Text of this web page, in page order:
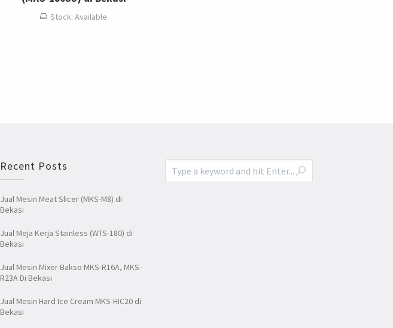
Stock: Available
Recent Posts
Jual Mesin Meat Slicer (MKS-M8) di
Bekasi
Jual Meja Kerja Stainless (WTS-180) di
Bekasi
Jual Mesin Mixer Bakso MKS-R16A, MKS-
R23A Di Bekasi
Jual Mesin Hard Ice Cream MKS-HIC20 di
Bekasi